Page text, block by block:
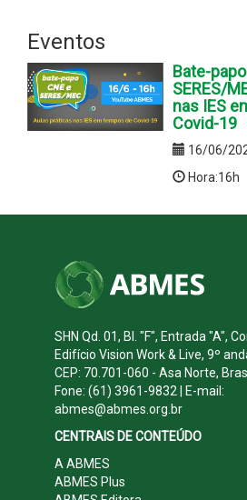
Eventos
Bate-
SERES/
nas IES
Covid-19
16/06/
Hora:16h
SHN Qd. 01, Bl. "F", Entrada "A",
Edifício Vision Work & Live, 9º
CEP: 70.701-060 - Asa Norte,
Fone: (61) 3961-9832 | E-mail:
abmes@abmes.org.br
CENTRAIS DE CONTEÚDO
A ABMES
ABMES Plus